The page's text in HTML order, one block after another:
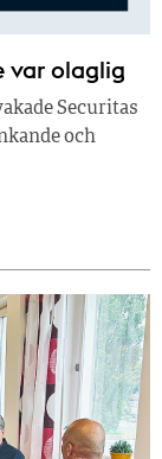
var olaglig
Securitas
och